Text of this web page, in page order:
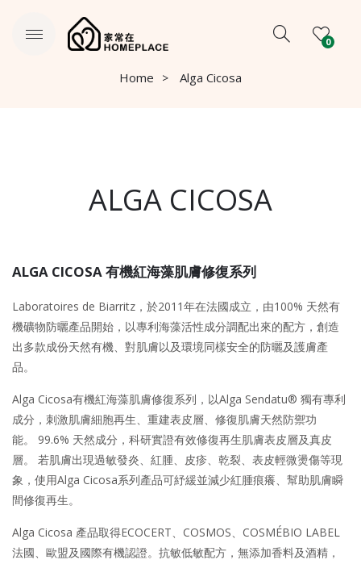
0
Home Alga Cicosa
ALGA CICOSA
ALGA CICOSA 有機紅海藻肌膚修復系列
Laboratoires de Biarritz，於2011年在法國成立，由100% 天然有
機礦物防曬產品開始，以專利海藻活性成分調配出來的配方，創造
出多款成份天然有機、對肌膚以及環境同樣安全的防曬及護膚產
品。
Alga Cicosa有機紅海藻肌膚修復系列，以Alga Sendatu® 獨有專利
成分，刺激肌膚細胞再生、重建表皮層、修復肌膚天然防禦功
能。 99.6% 天然成分，科研實證有效修復再生肌膚表皮層及真皮
層。 若肌膚出現過敏發炎、紅腫、皮疹、乾裂、表皮輕微燙傷等現
象，使用Alga Cicosa系列產品可紓緩並減少紅腫痕癢、幫助肌膚瞬
間修復再生。
Alga Cicosa 產品取得ECOCERT、COSMOS、COSMÉBIO LABEL
法國、歐盟及國際有機認證。抗敏低敏配方，無添加香料及酒精，